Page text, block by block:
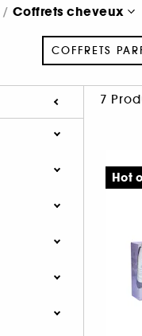
Coffrets cheveux
COFFRETS
7
Hot